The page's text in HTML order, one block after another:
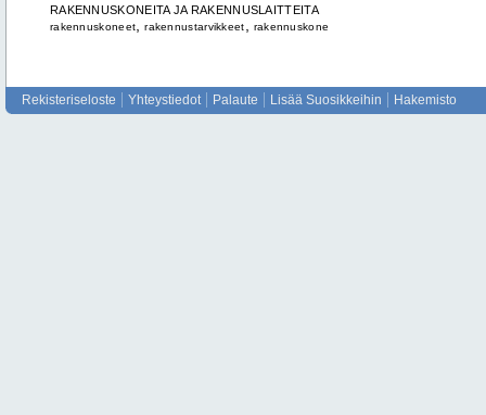
RAKENNUSKONEITA JA RAKENNUSLAITTEITA
rakennuskoneet ,rakennustarvikkeet rakennuskone
Rekisteriseloste Yhteystiedot Palaute Lisää Suosikkeihin Hakemisto